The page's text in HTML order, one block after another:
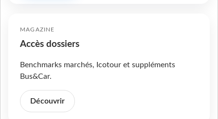
MAGAZINE
Accès dossiers
Benchmarks marchés, Icotour et suppléments
Bus&Car.
Découvrir